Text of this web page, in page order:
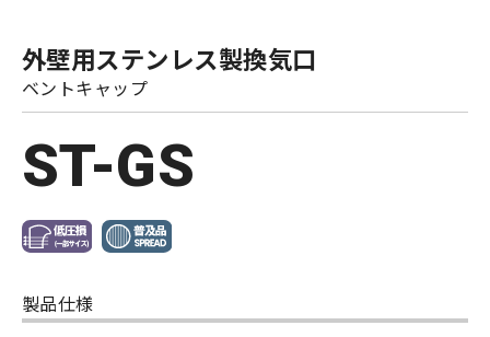
外壁用ステンレス製換気口
ベントキャップ
ST-GS
製品仕様